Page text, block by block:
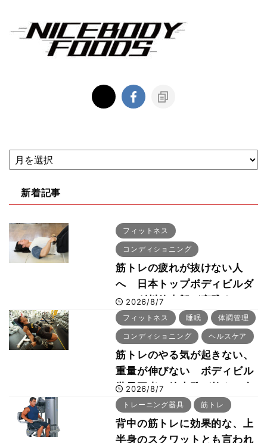
新着記事
フィットネス
コンディショニング
筋トレの疲れが抜けない人
へ 日本トップボディビルダ
ー・刈川啓志郎が実践する
「回復習慣」
2026/8/7
フィットネス 睡眠 体調管理
コンディショニング ヘルスケア
筋トレのやる気が起きない、
重量が伸びない ボディビル
世界王者・鈴木雅が教える食
事・睡眠・呼吸の整え方
2026/8/7
トレーニング器具 筋トレ
背中の筋トレに効果的な、上
半身のスクワットとも言われ